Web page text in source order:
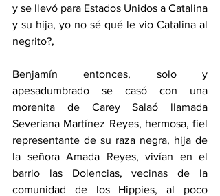
y se llevó para Estados Unidos a Catalina
y su hija, yo no sé qué le vio Catalina al
negrito?,
Benjamín entonces, solo y
apesadumbrado se casó con una
morenita de Carey Salaó llamada
Severiana Martínez Reyes, hermosa, fiel
representante de su raza negra, hija de
la señora Amada Reyes, vivían en el
barrio las Dolencias, vecinas de la
comunidad de los Hippies, al poco